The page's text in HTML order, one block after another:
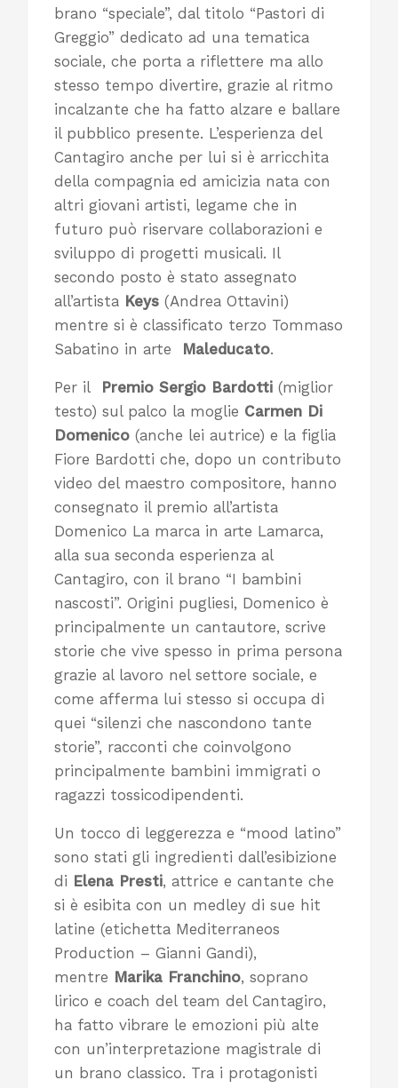
brano “speciale”, dal titolo “Pastori di
Greggio” dedicato ad una tematica
sociale, che porta a riflettere ma allo
stesso tempo divertire, grazie al ritmo
incalzante che ha fatto alzare e ballare
il pubblico presente. L’esperienza del
Cantagiro anche per lui si è arricchita
della compagnia ed amicizia nata con
altri giovani artisti, legame che in
futuro può riservare collaborazioni e
sviluppo di progetti musicali. Il
secondo posto è stato assegnato
all’artista Keys (Andrea Ottavini)
mentre si è classificato terzo Tommaso
Sabatino in arte Maleducato.
Per il Premio Sergio Bardotti (miglior
testo) sul palco la moglie Carmen Di
Domenico (anche lei autrice) e la figlia
Fiore Bardotti che, dopo un contributo
video del maestro compositore, hanno
consegnato il premio all’artista
Domenico La marca in arte Lamarca,
alla sua seconda esperienza al
Cantagiro, con il brano “I bambini
nascosti”. Origini pugliesi, Domenico è
principalmente un cantautore, scrive
storie che vive spesso in prima persona
grazie al lavoro nel settore sociale, e
come afferma lui stesso si occupa di
quei “silenzi che nascondono tante
storie”, racconti che coinvolgono
principalmente bambini immigrati o
ragazzi tossicodipendenti.
Un tocco di leggerezza e “mood latino”
sono stati gli ingredienti dall’esibizione
di Elena Presti, attrice e cantante che
si è esibita con un medley di sue hit
latine (etichetta Mediterraneos
Production – Gianni Gandi),
mentre Marika Franchino, soprano
lirico e coach del team del Cantagiro,
ha fatto vibrare le emozioni più alte
con un’interpretazione magistrale di
un brano classico. Tra i protagonisti